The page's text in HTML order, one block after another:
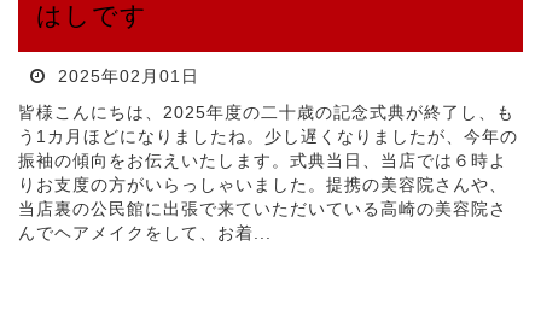
はしです
2025年02月01日
皆様こんにちは、2025年度の二十歳の記念式典が終了し、も
う1カ月ほどになりましたね。少し遅くなりましたが、今年の
振袖の傾向をお伝えいたします。式典当日、当店では６時よ
りお支度の方がいらっしゃいました。提携の美容院さんや、
当店裏の公民館に出張で来ていただいている高崎の美容院さ
んでヘアメイクをして、お着...